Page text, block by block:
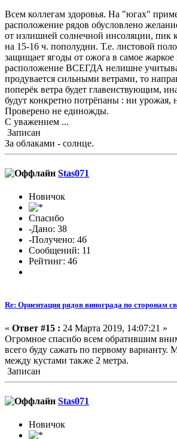
Всем коллегам здоровья. На "югах"
расположение рядов обусловлено
от излишней солнечной инсоляции, пик
на 15-16 ч. пополудни. Т.е. листовой
защищает ягоды от ожога в самое
расположение ВСЕГДА нелишне
продувается сильными ветрами, то
поперёк ветра будет главенствующим,
будут конкретно потрёпаны : ни урожая,
Проверено не единожды.
С уважением ...
Записан
За облаками - солнце.
Stas071
Новичок
Спасибо
-Дано: 38
-Получено: 46
Сообщений: 11
Рейтинг: 46
Re: Ориентация рядов винограда по сторонам
« Ответ #15 : 24 Марта 2019, 14:07:21 »
Огромное спасибо всем обратившим
всего буду сажать по первому варианту.
между кустами также 2 метра.
Записан
Stas071
Новичок